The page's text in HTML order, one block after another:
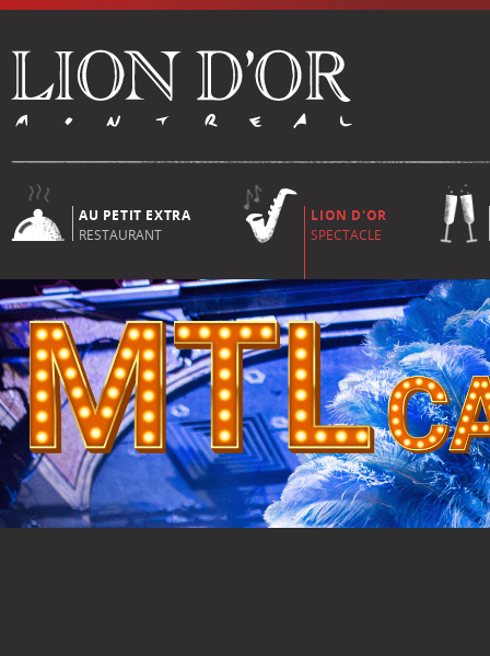
AU PETIT EXTRA
RESTAURANT
LION D'OR
SPECTACLE